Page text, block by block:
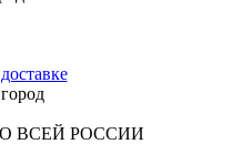
ВСЕЙ РОССИИ